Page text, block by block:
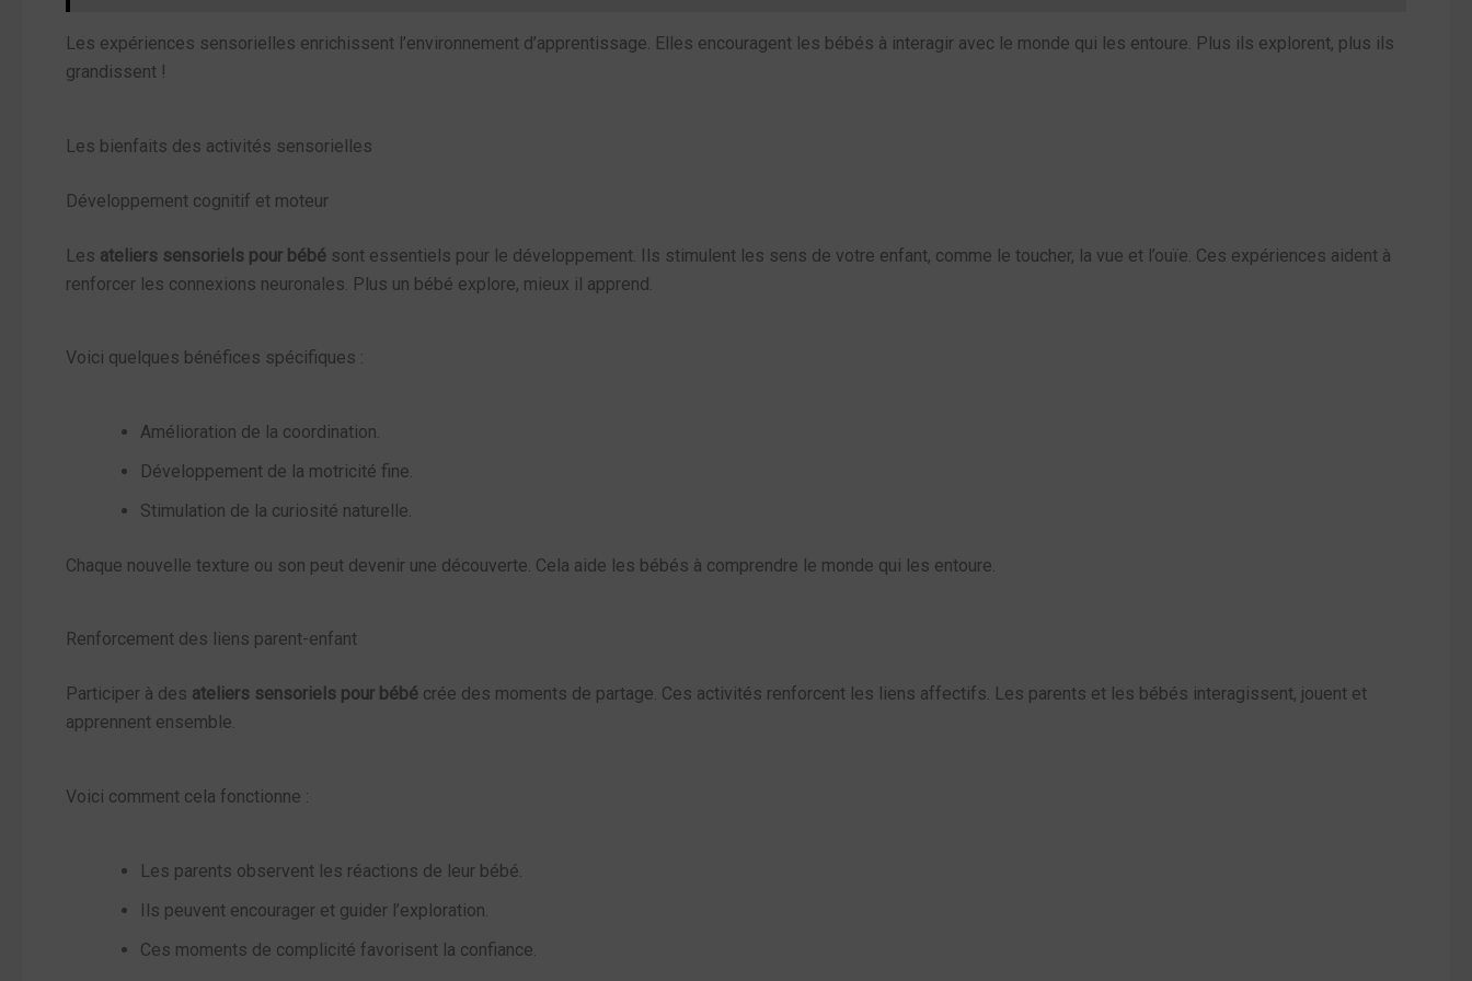
Les expériences sensorielles enrichissent l’environnement d’apprentissage. Elles encouragent les bébés à interagir avec le monde qui les entoure. Plus ils explorent, plus ils
grandissent !
Les bienfaits des activités sensorielles
Développement cognitif et moteur
Les ateliers sensoriels pour bébé sont essentiels pour le développement. Ils stimulent les sens de votre enfant, comme le toucher, la vue et l’ouïe. Ces expériences aident à
renforcer les connexions neuronales. Plus un bébé explore, mieux il apprend.
Voici quelques bénéfices spécifiques :
Amélioration de la coordination.
Développement de la motricité fine.
Stimulation de la curiosité naturelle.
Chaque nouvelle texture ou son peut devenir une découverte. Cela aide les bébés à comprendre le monde qui les entoure.
Renforcement des liens parent-enfant
Participer à des ateliers sensoriels pour bébé crée des moments de partage. Ces activités renforcent les liens affectifs. Les parents et les bébés interagissent, jouent et
apprennent ensemble.
Voici comment cela fonctionne :
Les parents observent les réactions de leur bébé.
Ils peuvent encourager et guider l’exploration.
Ces moments de complicité favorisent la confiance.